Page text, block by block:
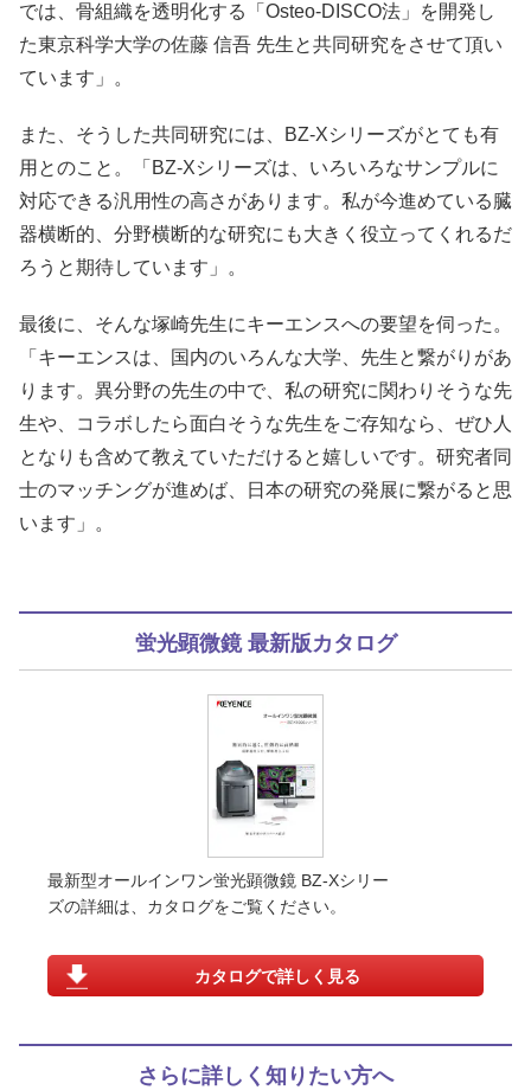
では、骨組織を透明化する「Osteo-DISCO法」を開発し
た東京科学大学の佐藤 信吾 先生と共同研究をさせて頂い
ています」。
また、そうした共同研究には、BZ-Xシリーズがとても有
用とのこと。「BZ-Xシリーズは、いろいろなサンプルに
対応できる汎用性の高さがあります。私が今進めている臓
器横断的、分野横断的な研究にも大きく役立ってくれるだ
ろうと期待しています」。
最後に、そんな塚崎先生にキーエンスへの要望を伺った。
「キーエンスは、国内のいろんな大学、先生と繋がりがあ
ります。異分野の先生の中で、私の研究に関わりそうな先
生や、コラボしたら面白そうな先生をご存知なら、ぜひ人
となりも含めて教えていただけると嬉しいです。研究者同
士のマッチングが進めば、日本の研究の発展に繋がると思
います」。
蛍光顕微鏡 最新版カタログ
最新型オールインワン蛍光顕微鏡 BZ-Xシリー
ズの詳細は、カタログをご覧ください。
カタログで詳しく見る
さらに詳しく知りたい方へ